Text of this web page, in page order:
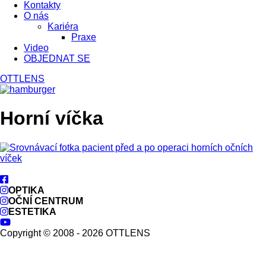
Kontakty
O nás
Kariéra
Praxe
Video
OBJEDNAT SE
OTTLENS
Horní víčka
OPTIKA
OČNÍ CENTRUM
ESTETIKA
Copyright © 2008 - 2026 OTTLENS